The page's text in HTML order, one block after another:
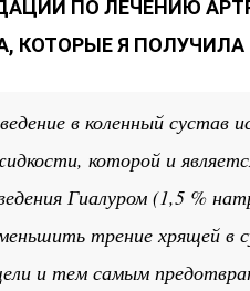
ПО ЛЕЧЕНИЮ
КОТОРЫЕ Я
в коленный сустав
которой и
Гиалуром (1,5 %
трение хрящей в
и тем самым